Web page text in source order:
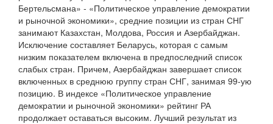
Бертельсмана» - «Политическое управление демократии
и рыночной экономики», средние позиции из стран СНГ
занимают Казахстан, Молдова, Россия и Азербайджан.
Исключение составляет Беларусь, которая с самым
низким показателем включена в предпоследний список
слабых стран. Причем, Азербайджан завершает список
включенных в среднюю группу стран СНГ, занимая 99-ую
позицию. В индексе «Политическое управление
демократии и рыночной экономики» рейтинг РА
продолжает оставаться высоким. Лучший результат из